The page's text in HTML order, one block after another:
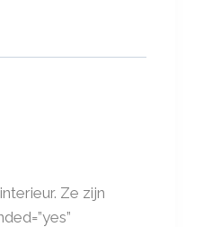
Ze zijn